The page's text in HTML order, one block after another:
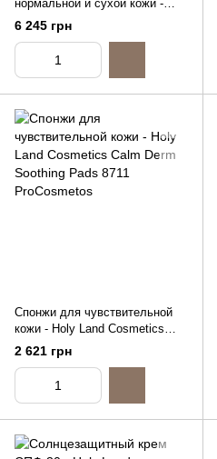
нормальной и сухой кожи -
Holy Land Cosmetics Juvelast
Nourishing Mask, 250ml
6 245 грн
Спонжи для чувствительной
кожи - Holy Land Cosmetics
Calm Derm Soothing Pads,
2 621 грн